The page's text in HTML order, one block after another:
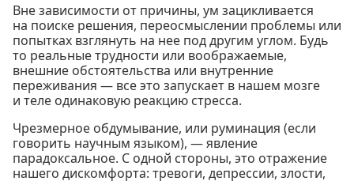
Вне зависимости от причины, ум зацикливается
на поиске решения, переосмыслении проблемы или
попытках взглянуть на нее под другим углом. Будь
то реальные трудности или воображаемые,
внешние обстоятельства или внутренние
переживания — все это запускает в нашем мозге
и теле одинаковую реакцию стресса.
Чрезмерное обдумывание, или руминация (если
говорить научным языком), — явление
парадоксальное. С одной стороны, это отражение
нашего дискомфорта: тревоги, депрессии, злости,